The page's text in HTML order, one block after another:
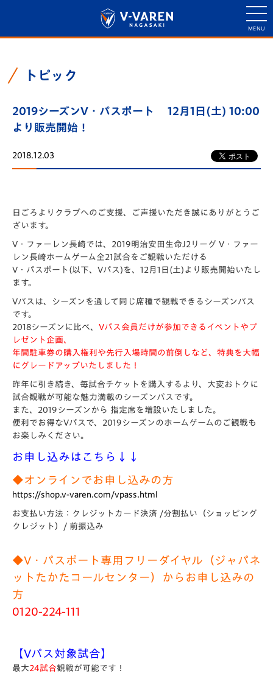
トピック
2019シーズンV・パスポート 12月1日(土) 10:00
より販売開始！
2018.12.03
日ごろよりクラブへのご支援、ご声援いただき誠にありがとうご
ざいます。
V・ファーレン長崎では、2019明治安田生命J2リーグ V・ファー
レン長崎ホームゲーム全21試合をご観戦いただける
V・パスポート(以下、Vパス)を、12月1日(土)より販売開始いたし
ます。
Vパスは、シーズンを通して同じ席種で観戦できるシーズンパス
です。
2018シーズンに比べ、 Vパス会員だけが参加できるイベントやプ
レゼント企画、
年間駐車券の購入権利や先行入場時間の前倒しなど、特典を大幅
にグレードアップいたしました！
昨年に引き続き、毎試合チケットを購入するより、大変おトクに
試合観戦が可能な魅力満載のシーズンパスです。
また、2019シーズンから 指定席を増設いたしました。
便利でお得なVパスで、2019シーズンのホームゲームのご観戦も
お楽しみください。
お申し込みはこちら↓↓
◆オンラインでお申し込みの方
https://shop.v-varen.com/vpass.html
お支払い方法：クレジットカード決済 /分割払い（ショッピング
クレジット）/ 前振込み
◆V・パスポート専用フリーダイヤル（ジャパネ
ットたかたコールセンター）からお申し込みの
方
0120-224-111
【Vパス対象試合】
最大24試合観戦が可能です！